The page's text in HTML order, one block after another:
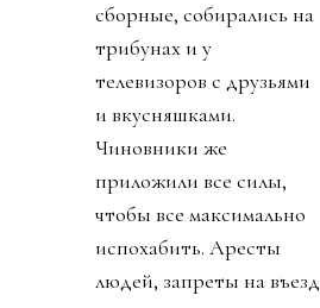
сборные, собирались на
трибунах и у
телевизоров с друзьями
и вкусняшками.
Чиновники же
приложили все силы,
чтобы все максимально
испохабить. Аресты
людей, запреты на въезд